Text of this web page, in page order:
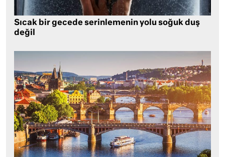
Sıcak bir gecede serinlemenin yolu soğuk duş
değil